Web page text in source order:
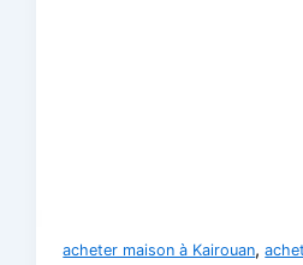
acheter maison à Kairouan,